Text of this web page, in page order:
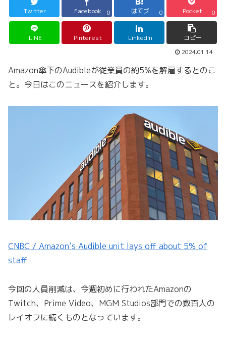
Twitter Facebook 0 はてブ 0 Pocket 0
LINE Pinterest LinkedIn コピー
2024.01.14
Amazon傘下のAudibleが従業員の約5%を解雇するとのこ
と。今日はこのニュースを紹介します。
CNBC / Amazon’s Audible unit lays off about 5% of
staff
今回の人員削減は、今週初めに行われたAmazonの
Twitch、Prime Video、MGM Studios部門での数百人の
レイオフに続くものとなっています。